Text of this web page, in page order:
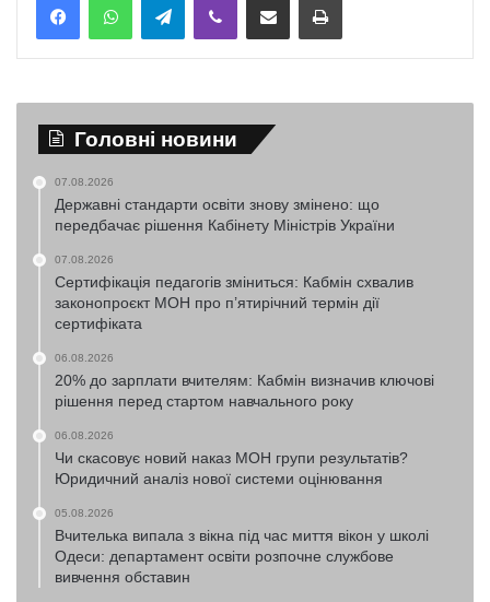
Головні новини
07.08.2026
Державні стандарти освіти знову змінено: що
передбачає рішення Кабінету Міністрів України
07.08.2026
Сертифікація педагогів зміниться: Кабмін схвалив
законопроєкт МОН про п’ятирічний термін дії
сертифіката
06.08.2026
20% до зарплати вчителям: Кабмін визначив ключові
рішення перед стартом навчального року
06.08.2026
Чи скасовує новий наказ МОН групи результатів?
Юридичний аналіз нової системи оцінювання
05.08.2026
Вчителька випала з вікна під час миття вікон у школі
Одеси: департамент освіти розпочне службове
вивчення обставин